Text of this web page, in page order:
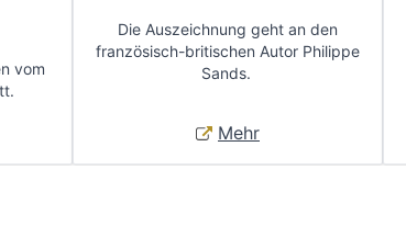
vom
Die Auszeichnung geht an den
französisch-britischen Autor Philippe
Sands.
Mehr